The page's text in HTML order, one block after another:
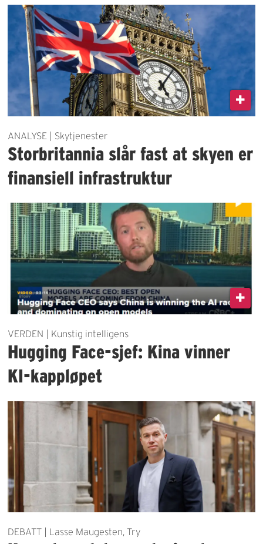
ANALYSE | Skytjenester
Storbritannia slår fast at skyen er
finansiell infrastruktur
VERDEN | Kunstig intelligens
Hugging Face-sjef: Kina vinner
KI-kappløpet
DEBATT | Lasse Maugesten, Try